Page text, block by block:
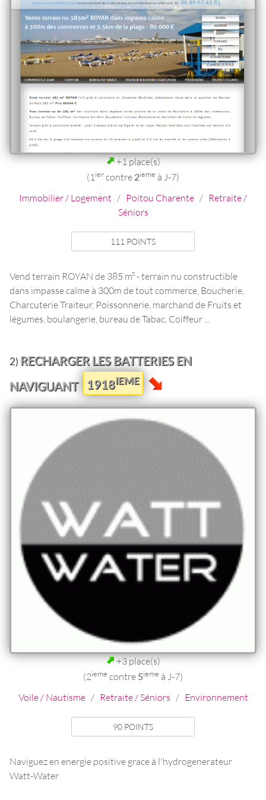
+1 place(s)
(1 iercontre 2ieme à J-7)
Immobilier / Logement / Poitou Charente / Retraite /
Séniors
111 POINTS
Vend terrain ROYAN de 385 m² - terrain nu constructible
dans impasse calme à 300m de tout commerce, Boucherie,
Charcuterie Traiteur, Poissonnerie, marchand de Fruits et
légumes, boulangerie, bureau de Tabac, Coiffeur ...
2) RECHARGER LES BATTERIES EN
NAVIGUANT
1918IEME
+3 place(s)
(2ieme contre 5ieme à J-7)
Voile / Nautisme/ Retraite / Séniors / Environnement
90 POINTS
Naviguez en energie positive grace à l'hydrogenerateur
Watt-Water